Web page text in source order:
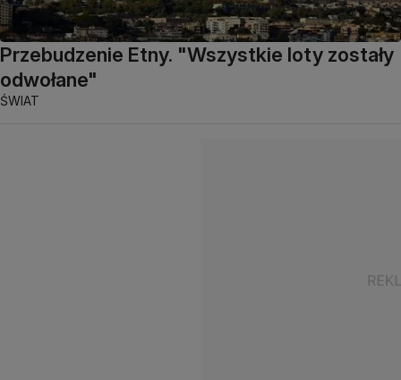
Przebudzenie Etny. "Wszystkie loty zostały
odwołane"
ŚWIAT